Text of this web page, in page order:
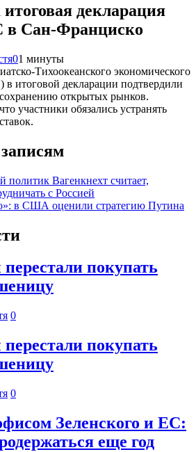
декларация
в Сан-Франциско
01 минуты
Тихоокеанского экономического
итоговой декларации подтвердили
открытых рынков.
участники обязались устранять
политик Вагенкнехт считает,
с Россией
в США оценили стратегию Путина
покупать
0
покупать
0
Зеленского и ЕС:
еще год